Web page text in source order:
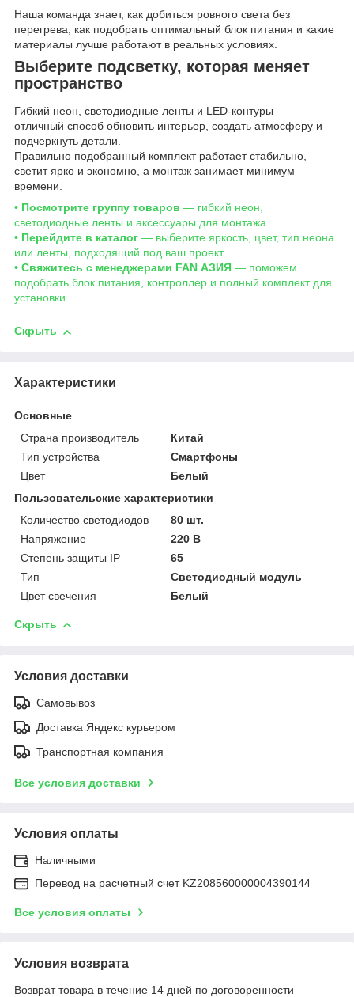
Наша команда знает, как добиться ровного света без
перегрева, как подобрать оптимальный блок питания и какие
материалы лучше работают в реальных условиях.
Выберите подсветку, которая меняет
пространство
Гибкий неон, светодиодные ленты и LED-контуры —
отличный способ обновить интерьер, создать атмосферу и
подчеркнуть детали.
Правильно подобранный комплект работает стабильно,
светит ярко и экономно, а монтаж занимает минимум
времени.
• Посмотрите группу товаров — гибкий неон,
светодиодные ленты и аксессуары для монтажа.
• Перейдите в каталог — выберите яркость, цвет, тип неона
или ленты, подходящий под ваш проект.
• Свяжитесь с менеджерами FAN АЗИЯ — поможем
подобрать блок питания, контроллер и полный комплект для
установки.
Скрыть
Характеристики
Основные
Страна производитель
Китай
Тип устройства
Смартфоны
Цвет
Белый
Пользовательские характеристики
Количество светодиодов
80 шт.
Напряжение
220 В
Степень защиты IP
65
Тип
Светодиодный модуль
Цвет свечения
Белый
Скрыть
Условия доставки
Самовывоз
Доставка Яндекс курьером
Транспортная компания
Все условия доставки
Условия оплаты
Наличными
Перевод на расчетный счет KZ208560000004390144
Все условия оплаты
Условия возврата
Возврат товара в течение 14 дней по договоренности